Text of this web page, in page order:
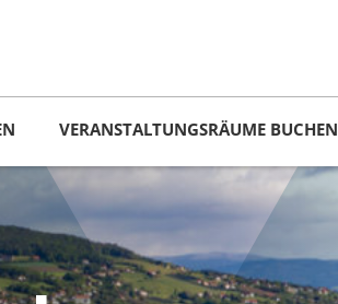
VERANSTALTUNGSRÄUME BUCHEN